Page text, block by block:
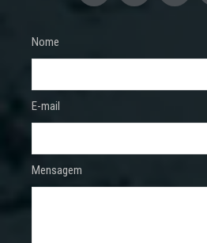
Nome
E-mail
Mensagem